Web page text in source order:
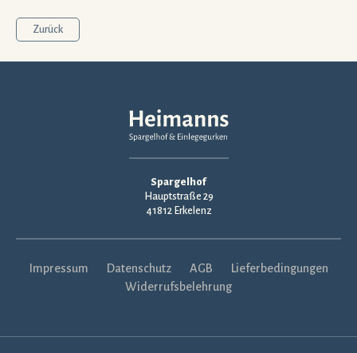
Zurück
Spargelhof
Hauptstraße 29
41812 Erkelenz
Navigation
überspringen
Impressum Datenschutz AGB
Lieferbedingungen
Widerrufsbelehrung